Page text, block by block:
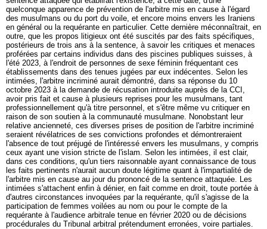
quelconque apparence de prévention de l'arbitre mis en cause à l'égard
des musulmans ou du port du voile, et encore moins envers les Iraniens
en général ou la requérante en particulier. Cette dernière méconnaîtrait, en
outre, que les propos litigieux ont été suscités par des faits spécifiques,
postérieurs de trois ans à la sentence, à savoir les critiques et menaces
proférées par certains individus dans des piscines publiques suisses, à
l'été 2023, à l'endroit de personnes de sexe féminin fréquentant ces
établissements dans des tenues jugées par eux indécentes. Selon les
intimées, l'arbitre incriminé aurait démontré, dans sa réponse du 10
octobre 2023 à la demande de récusation introduite auprès de la CCI,
avoir pris fait et cause à plusieurs reprises pour les musulmans, tant
professionnellement qu'à titre personnel, et s'être même vu critiquer en
raison de son soutien à la communauté musulmane. Nonobstant leur
relative ancienneté, ces diverses prises de position de l'arbitre incriminé
seraient révélatrices de ses convictions profondes et démontreraient
l'absence de tout préjugé de l'intéressé envers les musulmans, y compris
ceux ayant une vision stricte de l'islam. Selon les intimées, il est clair,
dans ces conditions, qu'un tiers raisonnable ayant connaissance de tous
les faits pertinents n'aurait aucun doute légitime quant à l'impartialité de
l'arbitre mis en cause au jour du prononcé de la sentence attaquée. Les
intimées s'attachent enfin à dénier, en fait comme en droit, toute portée à
d'autres circonstances invoquées par la requérante, qu'il s'agisse de la
participation de femmes voilées au nom ou pour le compte de la
requérante à l'audience arbitrale tenue en février 2020 ou de décisions
procédurales du Tribunal arbitral prétendument erronées, voire partiales.